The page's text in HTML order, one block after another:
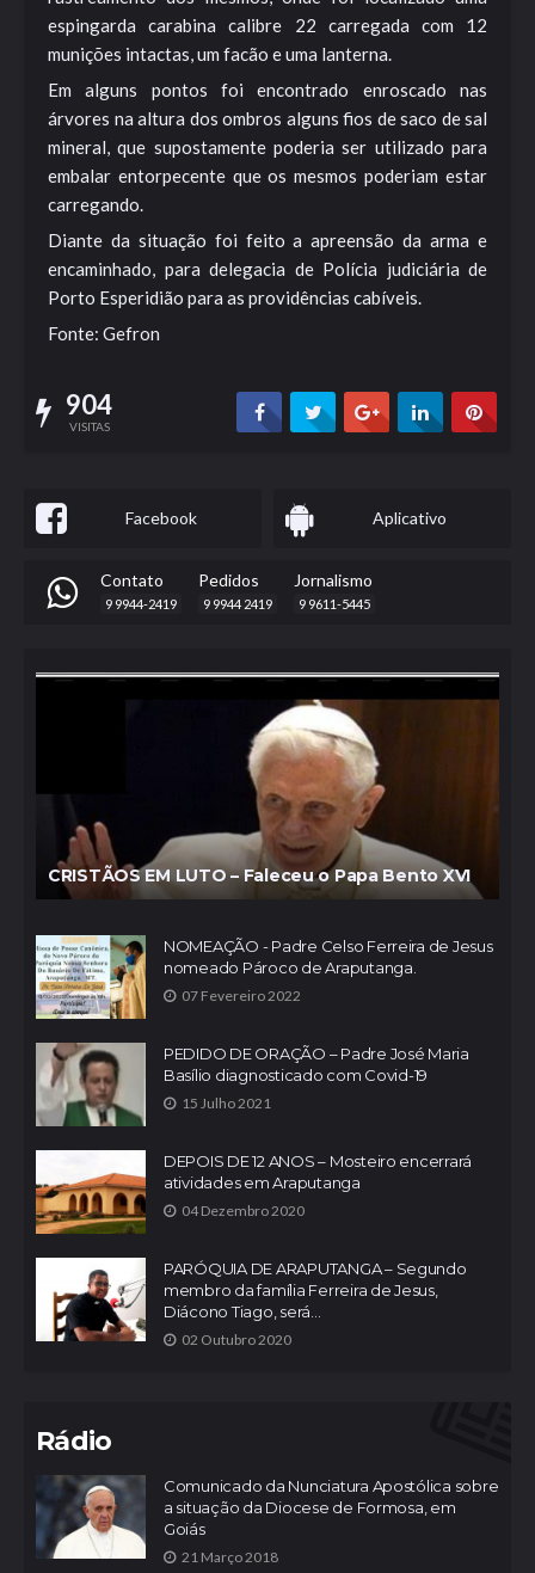
espingarda carabina calibre 22 carregada com 12
munições intactas, um facão e uma lanterna.
Em alguns pontos foi encontrado enroscado nas
árvores na altura dos ombros alguns fios de saco de sal
mineral, que supostamente poderia ser utilizado para
embalar entorpecente que os mesmos poderiam estar
carregando.
Diante da situação foi feito a apreensão da arma e
encaminhado, para delegacia de Polícia judiciária de
Porto Esperidião para as providências cabíveis.
Fonte: Gefron
904
VISITAS
Facebook Aplicativo
Contato
9 9944-2419
Pedidos
9 9944 2419
Jornalismo
9 9611-5445
CRISTÃOS EM LUTO – Faleceu o Papa Bento XVI
NOMEAÇÃO - Padre Celso Ferreira de Jesus
nomeado Pároco de Araputanga.
07 Fevereiro 2022
PEDIDO DE ORAÇÃO – Padre José Maria
Basílio diagnosticado com Covid-19
15 Julho 2021
DEPOIS DE 12 ANOS – Mosteiro encerrará
atividades em Araputanga
04 Dezembro 2020
PARÓQUIA DE ARAPUTANGA – Segundo
membro da família Ferreira de Jesus,
Diácono Tiago, será...
02 Outubro 2020
Rádio
Comunicado da Nunciatura Apostólica sobre
a situação da Diocese de Formosa, em
Goiás
21 Março 2018